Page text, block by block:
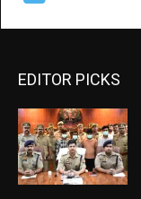
EDITOR PICKS